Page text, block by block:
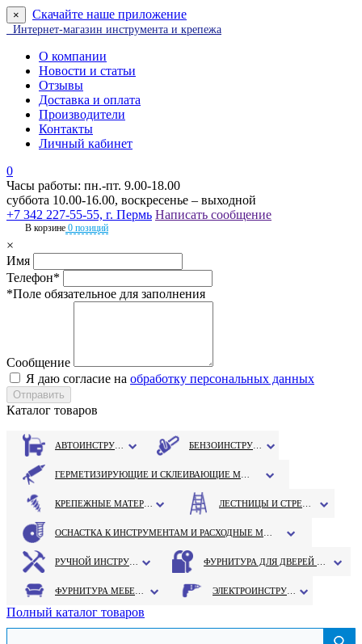
× Скачайте наше приложение
Интернет-магазин инструмента и крепежа
О компании
Новости и статьи
Отзывы
Доставка и оплата
Производители
Контакты
Личный кабинет
0
Часы работы: пн.-пт. 9.00-18.00
суббота 10.00-16.00, воскресенье – выходной
+7 342 227-55-55, г. Пермь Написать сообщение
В корзине 0 позиций
×
Имя
Телефон*
*Поле обязательное для заполнения
Сообщение
Я даю согласие на обработку персональных данных
Каталог товаров
Полный каталог товаров